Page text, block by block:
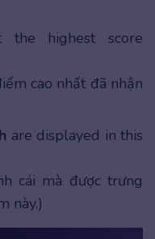
the highest score
cao nhất đã nhận
are displayed in this
cái mà được trưng
này.)